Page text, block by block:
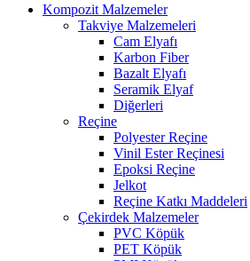
Kompozit Malzemeler
Takviye Malzemeleri
Cam Elyafı
Karbon Fiber
Bazalt Elyafı
Seramik Elyaf
Diğerleri
Reçine
Polyester Reçine
Vinil Ester Reçinesi
Epoksi Reçine
Jelkot
Reçine Katkı Maddeleri
Çekirdek Malzemeler
PVC Köpük
PET Köpük